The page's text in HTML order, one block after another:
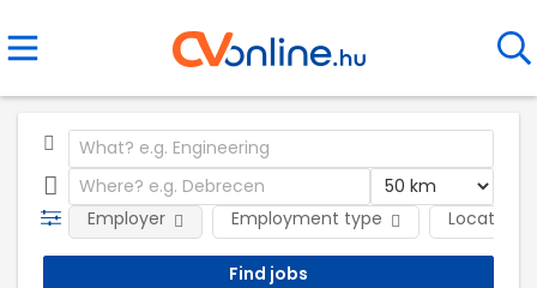
Employment type
Employer Location